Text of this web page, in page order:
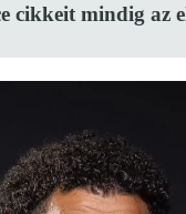
cikkeit mindig az